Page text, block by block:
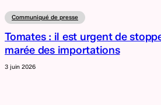
Communiqué de presse
Tomates : il est urgent de
marée des importations
3 juin 2026